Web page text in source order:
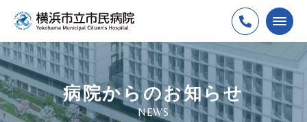
病院からのお知らせ
NEWS